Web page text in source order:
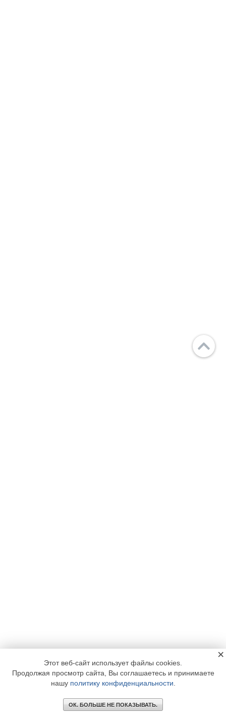
Этот веб-сайт использует файлы cookies.
Продолжая просмотр сайта, Вы соглашаетесь и принимаете
нашу политику конфиденциальности
ОК. БОЛЬШЕ НЕ ПОКАЗЫВАТЬ.
×